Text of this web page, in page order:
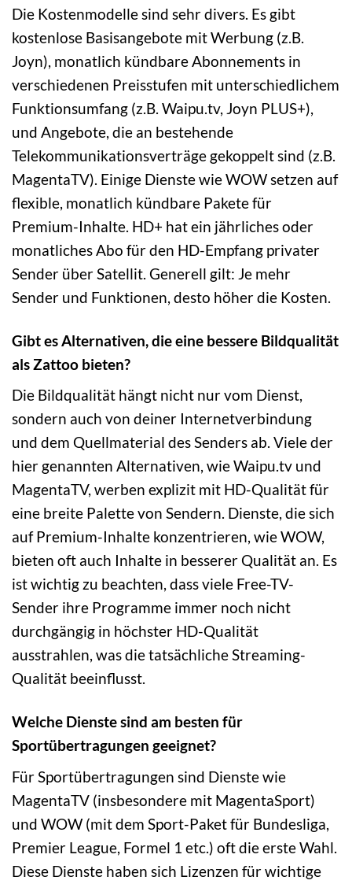
Die Kostenmodelle sind sehr divers. Es gibt
kostenlose Basisangebote mit Werbung (z.B.
Joyn), monatlich kündbare Abonnements in
verschiedenen Preisstufen mit unterschiedlichem
Funktionsumfang (z.B. Waipu.tv, Joyn PLUS+),
und Angebote, die an bestehende
Telekommunikationsverträge gekoppelt sind (z.B.
MagentaTV). Einige Dienste wie WOW setzen auf
flexible, monatlich kündbare Pakete für
Premium-Inhalte. HD+ hat ein jährliches oder
monatliches Abo für den HD-Empfang privater
Sender über Satellit. Generell gilt: Je mehr
Sender und Funktionen, desto höher die Kosten.
Gibt es Alternativen, die eine bessere Bildqualität
als Zattoo bieten?
Die Bildqualität hängt nicht nur vom Dienst,
sondern auch von deiner Internetverbindung
und dem Quellmaterial des Senders ab. Viele der
hier genannten Alternativen, wie Waipu.tv und
MagentaTV, werben explizit mit HD-Qualität für
eine breite Palette von Sendern. Dienste, die sich
auf Premium-Inhalte konzentrieren, wie WOW,
bieten oft auch Inhalte in besserer Qualität an. Es
ist wichtig zu beachten, dass viele Free-TV-
Sender ihre Programme immer noch nicht
durchgängig in höchster HD-Qualität
ausstrahlen, was die tatsächliche Streaming-
Qualität beeinflusst.
Welche Dienste sind am besten für
Sportübertragungen geeignet?
Für Sportübertragungen sind Dienste wie
MagentaTV (insbesondere mit MagentaSport)
und WOW (mit dem Sport-Paket für Bundesliga,
Premier League, Formel 1 etc.) oft die erste Wahl.
Diese Dienste haben sich Lizenzen für wichtige